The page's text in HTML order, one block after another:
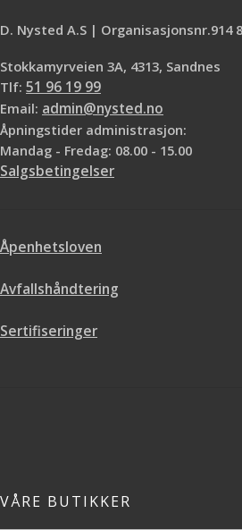
D. Nysted A.S | Organisasjonsnr.914
Stokkamyrveien 3A, 4313, Sandnes
Tlf: 51 96 19 99
Email: admin@nysted.no
Åpningstider administrasjon:
Mandag - Fredag: 08.00 - 15.00
Salgsbetingelser
Åpenhetsloven
Avfallshåndtering
Sertifiseringer
VÅRE BUTIKKER